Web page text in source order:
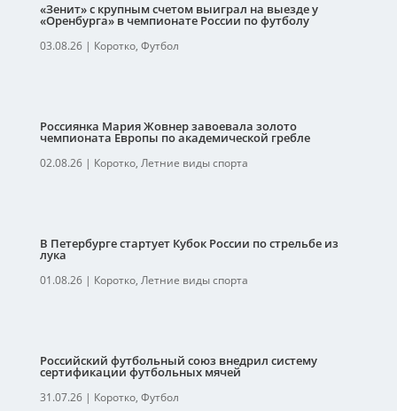
«Зенит» с крупным счетом выиграл на выезде у
«Оренбурга» в чемпионате России по футболу
03.08.26| Коротко, Футбол
Россиянка Мария Жовнер завоевала золото
чемпионата Европы по академической гребле
02.08.26| Коротко, Летние виды спорта
В Петербурге стартует Кубок России по стрельбе из
лука
01.08.26| Коротко, Летние виды спорта
Российский футбольный союз внедрил систему
сертификации футбольных мячей
31.07.26| Коротко, Футбол